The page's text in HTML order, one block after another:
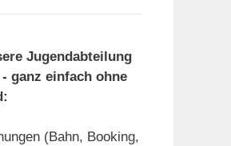
Jugendabteilung
ganz einfach ohne
(Bahn, Booking,